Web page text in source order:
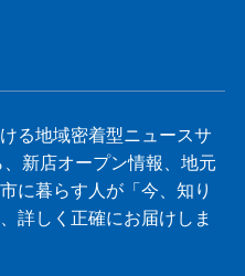
る地域密着型ニュースサ
新店オープン情報、地元
に暮らす人が「今、知り
詳しく正確にお届けしま